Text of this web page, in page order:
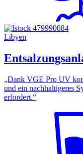
Libyen
„Dank VGE Pro UV
und ein nachhaltigeres
erfordert.“